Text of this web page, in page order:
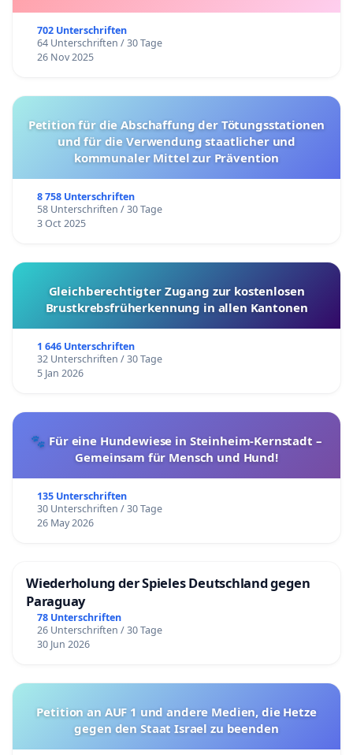
702 Unterschriften
64 Unterschriften / 30 Tage
26 Nov 2025
Petition für die Abschaffung der Tötungsstationen
und für die Verwendung staatlicher und
kommunaler Mittel zur Prävention
8 758 Unterschriften
58 Unterschriften / 30 Tage
3 Oct 2025
Gleichberechtigter Zugang zur kostenlosen
Brustkrebsfrüherkennung in allen Kantonen
1 646 Unterschriften
32 Unterschriften / 30 Tage
5 Jan 2026
🐾 Für eine Hundewiese in Steinheim-Kernstadt –
Gemeinsam für Mensch und Hund!
135 Unterschriften
30 Unterschriften / 30 Tage
26 May 2026
Wiederholung der Spieles Deutschland gegen
Paraguay
78 Unterschriften
26 Unterschriften / 30 Tage
30 Jun 2026
Petition an AUF 1 und andere Medien, die Hetze
gegen den Staat Israel zu beenden